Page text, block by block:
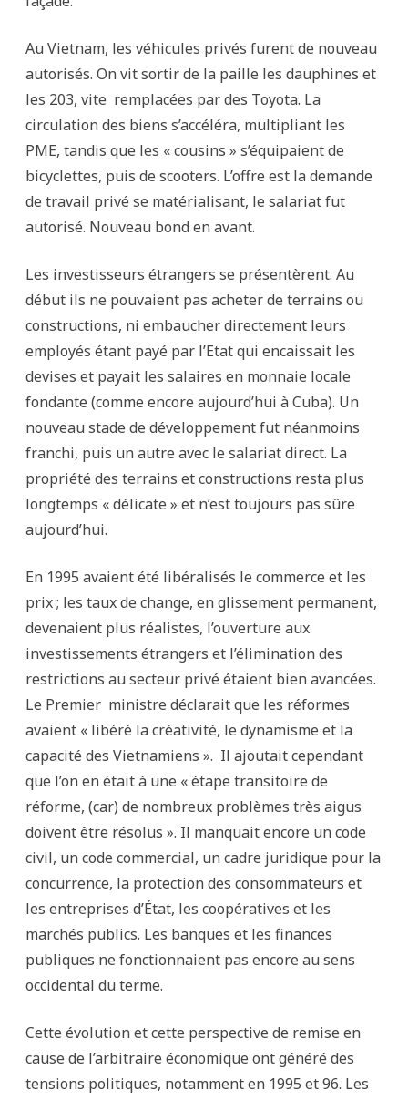
Au Vietnam, les véhicules privés furent de nouveau
autorisés. On vit sortir de la paille les dauphines et
les 203, vite remplacées par des Toyota. La
circulation des biens s’accéléra, multipliant les
PME, tandis que les « cousins » s’équipaient de
bicyclettes, puis de scooters. L’offre est la demande
de travail privé se matérialisant, le salariat fut
autorisé. Nouveau bond en avant.
Les investisseurs étrangers se présentèrent. Au
début ils ne pouvaient pas acheter de terrains ou
constructions, ni embaucher directement leurs
employés étant payé par l’Etat qui encaissait les
devises et payait les salaires en monnaie locale
fondante (comme encore aujourd’hui à Cuba). Un
nouveau stade de développement fut néanmoins
franchi, puis un autre avec le salariat direct. La
propriété des terrains et constructions resta plus
longtemps « délicate » et n’est toujours pas sûre
aujourd’hui.
En 1995 avaient été libéralisés le commerce et les
prix ; les taux de change, en glissement permanent,
devenaient plus réalistes, l’ouverture aux
investissements étrangers et l’élimination des
restrictions au secteur privé étaient bien avancées.
Le Premier ministre déclarait que les réformes
avaient « libéré la créativité, le dynamisme et la
capacité des Vietnamiens ». Il ajoutait cependant
que l’on en était à une « étape transitoire de
réforme, (car) de nombreux problèmes très aigus
doivent être résolus ». Il manquait encore un code
civil, un code commercial, un cadre juridique pour la
concurrence, la protection des consommateurs et
les entreprises d’État, les coopératives et les
marchés publics. Les banques et les finances
publiques ne fonctionnaient pas encore au sens
occidental du terme.
Cette évolution et cette perspective de remise en
cause de l’arbitraire économique ont généré des
tensions politiques, notamment en 1995 et 96. Les